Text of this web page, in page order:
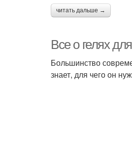
читать дальше →
Все о гелях
Большинство
знает, для чего он